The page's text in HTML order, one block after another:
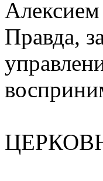
Алексием
Правда,